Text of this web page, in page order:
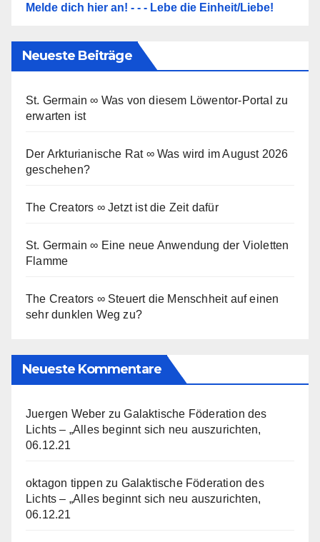
Melde dich hier an! - - - Lebe die Einheit/Liebe!
Neueste Beiträge
St. Germain ∞ Was von diesem Löwentor-Portal zu
erwarten ist
Der Arkturianische Rat ∞ Was wird im August 2026
geschehen?
The Creators ∞ Jetzt ist die Zeit dafür
St. Germain ∞ Eine neue Anwendung der Violetten
Flamme
The Creators ∞ Steuert die Menschheit auf einen
sehr dunklen Weg zu?
Neueste Kommentare
Juergen Weber zuGalaktische Föderation des
Lichts – „Alles beginnt sich neu auszurichten,
06.12.21
oktagon tippen zu Galaktische Föderation des
Lichts – „Alles beginnt sich neu auszurichten,
06.12.21